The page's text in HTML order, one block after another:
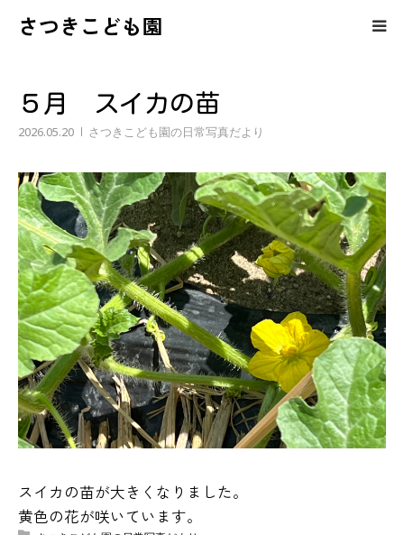
さつきこども園
５月 スイカの苗
2026.05.20 さつきこども園の日常写真だより
スイカの苗が大きくなりました。
黄色の花が咲いています。
さつきこども園の紹介
園児募集・育児相談